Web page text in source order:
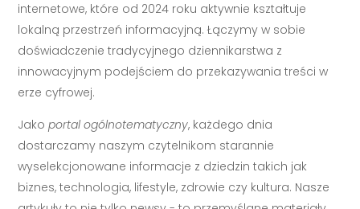
internetowe, które od 2024 roku aktywnie kształtuje
lokalną przestrzeń informacyjną. Łączymy w sobie
doświadczenie tradycyjnego dziennikarstwa z
innowacyjnym podejściem do przekazywania treści w
erze cyfrowej.
Jakoportal ogólnotematyczny, każdego dnia
dostarczamy naszym czytelnikom starannie
wyselekcjonowane informacje z dziedzin takich jak
biznes, technologia, lifestyle, zdrowie czy kultura. Nasze